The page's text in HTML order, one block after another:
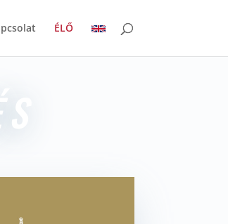
ÉLŐ